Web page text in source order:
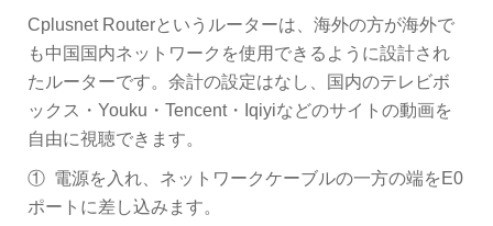
Cplusnet Routerというルーターは、海外の方が海外で
も中国国内ネットワークを使用できるように設計され
たルーターです。余計の設定はなし、国内のテレビボ
ックス・Youku・Tencent・Iqiyiなどのサイトの動画を
自由に視聴できます。
① 電源を入れ、ネットワークケーブルの一方の端をE0
ポートに差し込みます。